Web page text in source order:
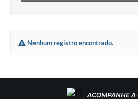
Nenhum registro encontrado.